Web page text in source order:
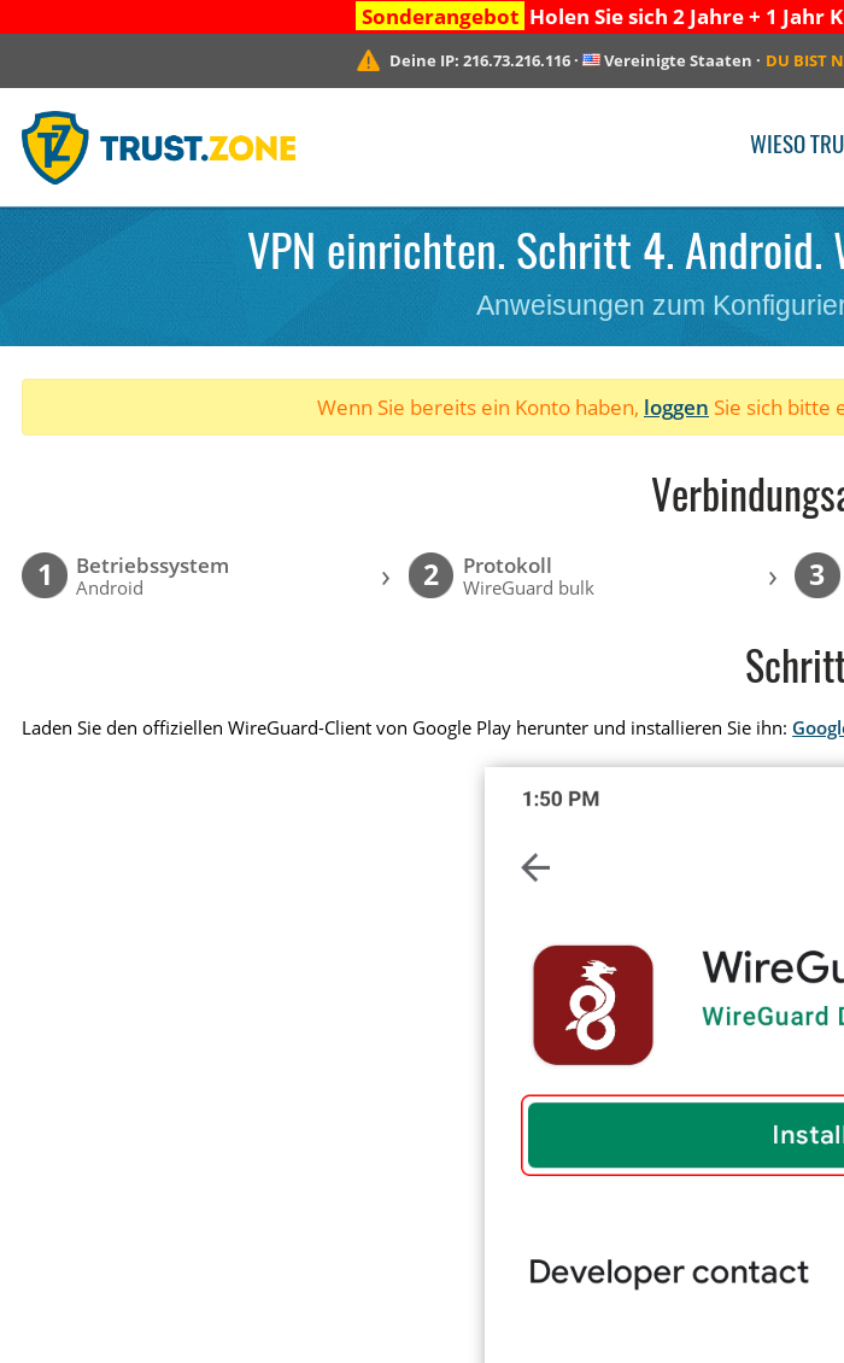
Sonderangebot Holen Sie sich 2 Jahre + 1 Jahr
Deine IP: 216.73.216.116· Vereinigte Staaten · DU BIST
WIESO
VPN einrichten. Schritt 4. Android.
Anweisungen zum
Wenn Sie bereits ein Konto haben, loggen Sie sich bitte
1 Betriebssystem
Android › 2 Protokoll
WireGuard bulk › 3
Laden Sie den offiziellen WireGuard-Client von Google Play herunter und installieren Sie ihn: